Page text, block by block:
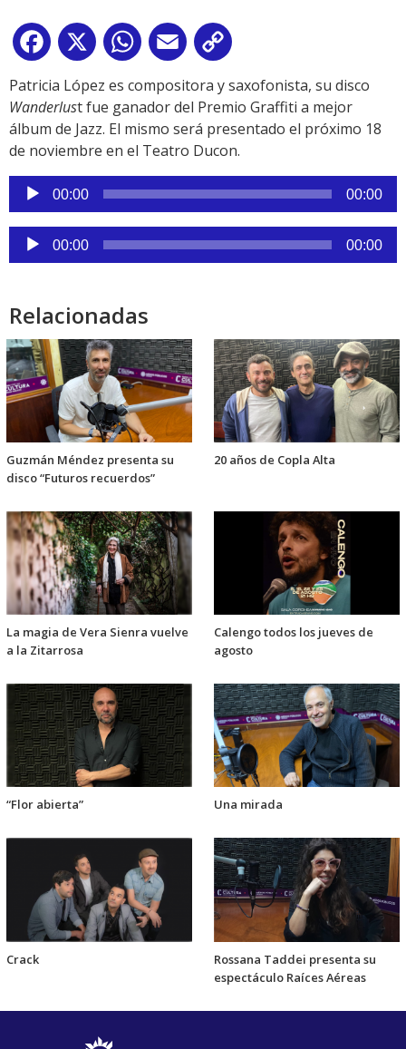
Facebook
X WhatsApp
Email
Link
Patricia López es compositora y saxofonista, su disco
Wanderlust fue ganador del Premio Graffiti a mejor
álbum de Jazz. El mismo será presentado el próximo 18
de noviembre en el Teatro Ducon.
Reproductor
de
audio
00:00 00:00
Reproductor
de
00:00 00:00
Relacionadas
Guzmán Méndez presenta su
disco “Futuros recuerdos”
20 años de Copla Alta
La magia de Vera Sienra vuelve
a la Zitarrosa
Calengo todos los jueves de
agosto
“Flor abierta” Una mirada
Crack
Rossana Taddei presenta su
espectáculo Raíces Aéreas